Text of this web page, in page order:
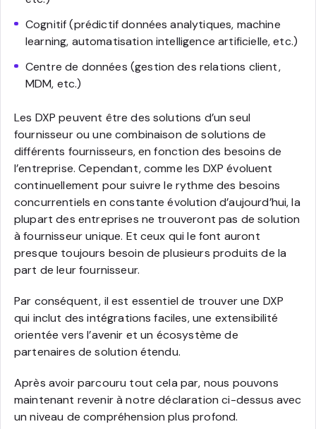
Cognitif (prédictif données analytiques, machine
learning, automatisation intelligence artificielle, etc.)
Centre de données (gestion des relations client,
MDM, etc.)
Les DXP peuvent être des solutions d’un seul
fournisseur ou une combinaison de solutions de
différents fournisseurs, en fonction des besoins de
l’entreprise. Cependant, comme les DXP évoluent
continuellement pour suivre le rythme des besoins
concurrentiels en constante évolution d’aujourd’hui, la
plupart des entreprises ne trouveront pas de solution
à fournisseur unique. Et ceux qui le font auront
presque toujours besoin de plusieurs produits de la
part de leur fournisseur.
Par conséquent, il est essentiel de trouver une DXP
qui inclut des intégrations faciles, une extensibilité
orientée vers l’avenir et un écosystème de
partenaires de solution étendu.
Après avoir parcouru tout cela par, nous pouvons
maintenant revenir à notre déclaration ci-dessus avec
un niveau de compréhension plus profond.